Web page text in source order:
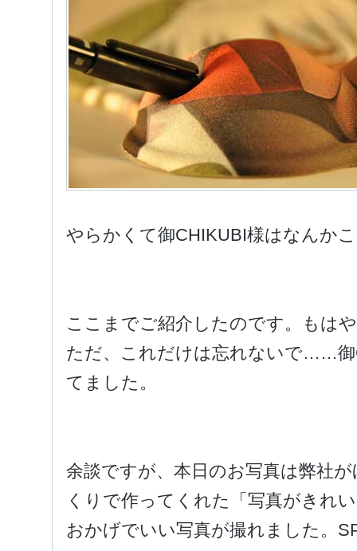
やらかくて御CHIKUBI様はなんか
ここまでご紹介したのです。もは
ただ、これだけは忘れないで……御
てました。
余談ですが、本日のお写真は弊社
くりで作ってくれた「写真がきれ
おかげでいい写真が撮れました。